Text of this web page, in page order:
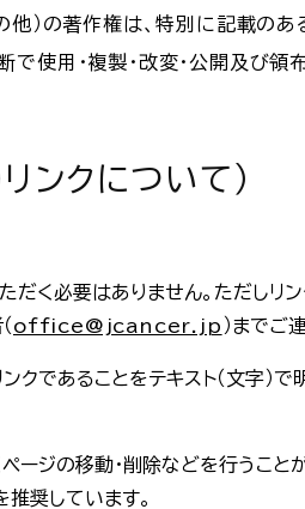
の他）の著作権は、特別に記載
使用・複製・改変・公開及び領
ンクについて）
く必要はありません。ただしリ
office@jcancer.jp ）までご
クであることをテキスト（文字）
ージの移動・削除などを行うこと
推奨しています。